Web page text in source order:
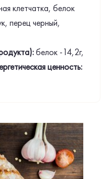
клетчатка, белок
перец черный,
белок -14,2г,
ценность: